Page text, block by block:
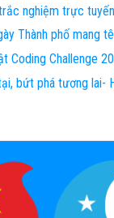
nghiệm trực
Thành phố mang
Coding Challenge
bứt phá tương lai-